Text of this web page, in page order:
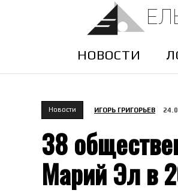
НОВОСТИ
Новости ИГОРЬ ГРИГОРЬЕВ
38
Марий Эл в